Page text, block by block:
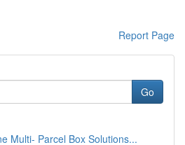
Report Page
Go
Multi- Parcel Box Solutions...